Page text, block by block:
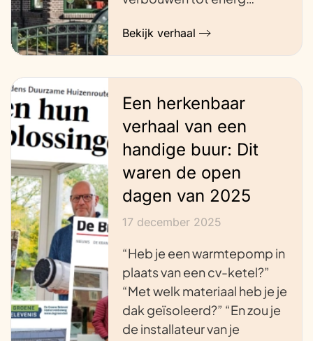
Bekijk verhaal
Een herkenbaar
verhaal van een
handige buur: Dit
waren de open
dagen van 2025
17 december 2025
“Heb je een warmtepomp in
plaats van een cv-ketel?”
“Met welk materiaal heb je je
dak geïsoleerd?” “En zou je
de installateur van je